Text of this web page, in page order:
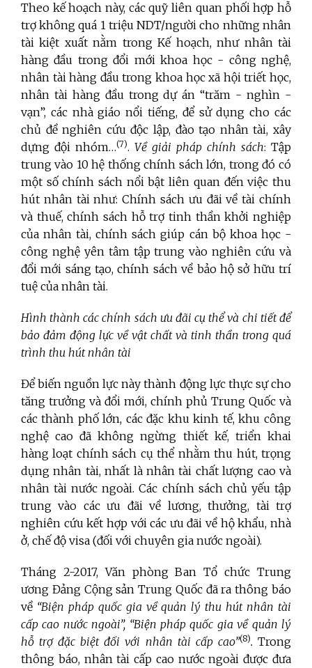
Theo kế hoạch này, các quỹ liên quan phối hợp hỗ
trợ không quá 1 triệu NDT/người cho những nhân
tài kiệt xuất nằm trong Kế hoạch, như nhân tài
hàng đầu trong đổi mới khoa học - công nghệ,
nhân tài hàng đầu trong khoa học xã hội triết học,
nhân tài hàng đầu trong dự án “trăm - nghìn -
vạn”, các nhà giáo nổi tiếng, để sử dụng cho các
chủ đề nghiên cứu độc lập, đào tạo nhân tài, xây
dựng đội nhóm…(7). Về giải pháp chính sách: Tập
trung vào 10 hệ thống chính sách lớn, trong đó có
một số chính sách nổi bật liên quan đến việc thu
hút nhân tài như: Chính sách ưu đãi về tài chính
và thuế, chính sách hỗ trợ tinh thần khởi nghiệp
của nhân tài, chính sách giúp cán bộ khoa học -
công nghệ yên tâm tập trung vào nghiên cứu và
đổi mới sáng tạo, chính sách về bảo hộ sở hữu trí
tuệ của nhân tài.
Hình thành các chính sách ưu đãi cụ thể và chi tiết để
bảo đảm động lực về vật chất và tinh thần trong quá
trình thu hút nhân tài
Để biến nguồn lực này thành động lực thực sự cho
tăng trưởng và đổi mới, chính phủ Trung Quốc và
các thành phố lớn, các đặc khu kinh tế, khu công
nghệ cao đã không ngừng thiết kế, triển khai
hàng loạt chính sách cụ thể nhằm thu hút, trọng
dụng nhân tài, nhất là nhân tài chất lượng cao và
nhân tài nước ngoài. Các chính sách chủ yếu tập
trung vào các ưu đãi về lương, thưởng, tài trợ
nghiên cứu kết hợp với các ưu đãi về hộ khẩu, nhà
ở, chế độ visa (đối với chuyên gia nước ngoài).
Tháng 2-2017, Văn phòng Ban Tổ chức Trung
ương Đảng Cộng sản Trung Quốc đã ra thông báo
về “Biện pháp quốc gia về quản lý thu hút nhân tài
cấp cao nước ngoài”, “Biện pháp quốc gia về quản lý
hỗ trợ đặc biệt đối với nhân tài cấp cao”(8). Trong
thông báo, nhân tài cấp cao nước ngoài được đưa